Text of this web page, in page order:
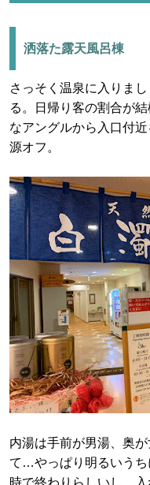
洒落た露天風呂棟
さっそく温泉に入りま
る。日帰り客の割合が
なアングルから入口付
源オフ。
内湯は手前が男湯、奥
て…やっぱり明るいうち
時で終わりらしいし、